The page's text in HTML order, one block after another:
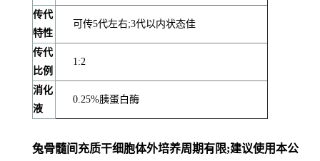
传代
特性
可传5代左右;3代以内状态佳
传代
比例
1:2
消化
液
0.25%胰蛋白酶
兔骨髓间充质干细胞体外培养周期有限;建议使用本公